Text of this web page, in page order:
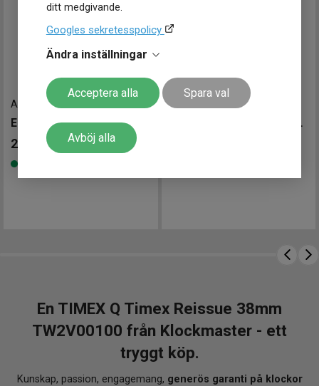
ditt medgivande.
Googles sekretesspolicy
Ändra inställningar
Acceptera alla Spara val
Avböj alla
AR11181-43 mm
2 895 kr
Finns i lager
WBN2110.BA0639
TAG Heuer Carrera Date 39mm
En TIMEX Q Timex Reissue 38mm
TW2V00100 från Klockmaster - ett
tryggt köp.
Kunskap, passion, engagemang, generös garanti på klockor